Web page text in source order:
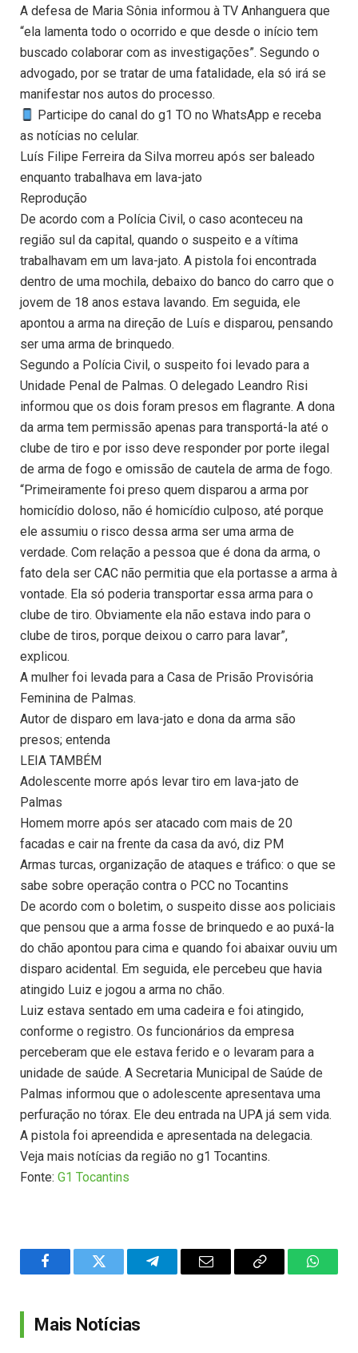
A defesa de Maria Sônia informou à TV Anhanguera que
“ela lamenta todo o ocorrido e que desde o início tem
buscado colaborar com as investigações”. Segundo o
advogado, por se tratar de uma fatalidade, ela só irá se
manifestar nos autos do processo.
Participe do canal do g1 TO no WhatsApp e receba
as notícias no celular.
Luís Filipe Ferreira da Silva morreu após ser baleado
enquanto trabalhava em lava-jato
Reprodução
De acordo com a Polícia Civil, o caso aconteceu na
região sul da capital, quando o suspeito e a vítima
trabalhavam em um lava-jato. A pistola foi encontrada
dentro de uma mochila, debaixo do banco do carro que o
jovem de 18 anos estava lavando. Em seguida, ele
apontou a arma na direção de Luís e disparou, pensando
ser uma arma de brinquedo.
Segundo a Polícia Civil, o suspeito foi levado para a
Unidade Penal de Palmas. O delegado Leandro Risi
informou que os dois foram presos em flagrante. A dona
da arma tem permissão apenas para transportá-la até o
clube de tiro e por isso deve responder por porte ilegal
de arma de fogo e omissão de cautela de arma de fogo.
“Primeiramente foi preso quem disparou a arma por
homicídio doloso, não é homicídio culposo, até porque
ele assumiu o risco dessa arma ser uma arma de
verdade. Com relação a pessoa que é dona da arma, o
fato dela ser CAC não permitia que ela portasse a arma à
vontade. Ela só poderia transportar essa arma para o
clube de tiro. Obviamente ela não estava indo para o
clube de tiros, porque deixou o carro para lavar”,
explicou.
A mulher foi levada para a Casa de Prisão Provisória
Feminina de Palmas.
Autor de disparo em lava-jato e dona da arma são
presos; entenda
LEIA TAMBÉM
Adolescente morre após levar tiro em lava-jato de
Palmas
Homem morre após ser atacado com mais de 20
facadas e cair na frente da casa da avó, diz PM
Armas turcas, organização de ataques e tráfico: o que se
sabe sobre operação contra o PCC no Tocantins
De acordo com o boletim, o suspeito disse aos policiais
que pensou que a arma fosse de brinquedo e ao puxá-la
do chão apontou para cima e quando foi abaixar ouviu um
disparo acidental. Em seguida, ele percebeu que havia
atingido Luiz e jogou a arma no chão.
Luiz estava sentado em uma cadeira e foi atingido,
conforme o registro. Os funcionários da empresa
perceberam que ele estava ferido e o levaram para a
unidade de saúde. A Secretaria Municipal de Saúde de
Palmas informou que o adolescente apresentava uma
perfuração no tórax. Ele deu entrada na UPA já sem vida.
A pistola foi apreendida e apresentada na delegacia.
Veja mais notícias da região no g1 Tocantins.
Fonte: G1 Tocantins
FacebookTwitter TelegramEmail
Copy
Mais Notícias